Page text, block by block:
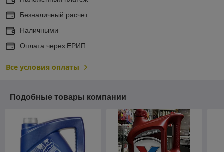
Безналичный расчет
Наличными
Оплата через ЕРИП
Все условия оплаты
Подобные товары компании